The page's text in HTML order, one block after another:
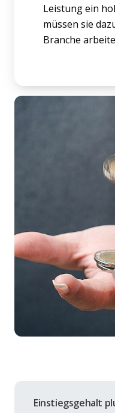
Leistung ein
müssen sie
Branche
Einstiegsgehalt